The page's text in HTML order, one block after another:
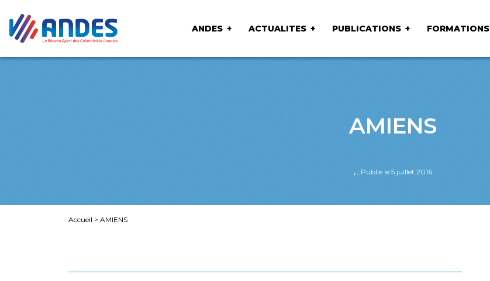
ANDES ACTUALITES PUBLICATIONS FORMATIONS
AMIENS
, , Publié le 5 juillet 2016
Accueil > AMIENS